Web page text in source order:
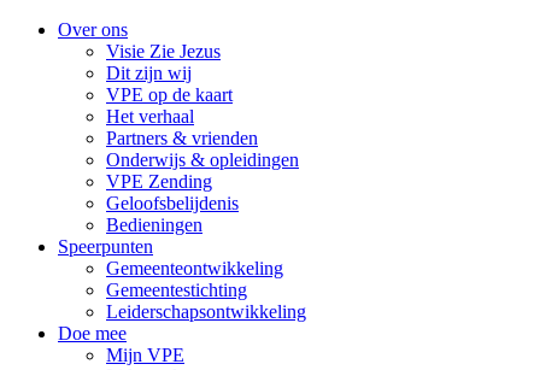
Over ons
Visie Zie Jezus
Dit zijn wij
VPE op de kaart
Het verhaal
Partners & vrienden
Onderwijs & opleidingen
VPE Zending
Geloofsbelijdenis
Bedieningen
Speerpunten
Gemeenteontwikkeling
Gemeentestichting
Leiderschapsontwikkeling
Doe mee
Mijn VPE